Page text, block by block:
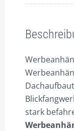
RentMe
SuperBig
GRÖßTE!
immer
sofort
verfügbar,
B700xH350cm
stark